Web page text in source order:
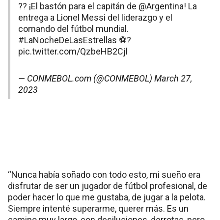
?? ¡El bastón para el capitán de @Argentina! La
entrega a Lionel Messi del liderazgo y el
comando del fútbol mundial.
#LaNocheDeLasEstrellas ⚽?
pic.twitter.com/QzbeHB2Cjl
— CONMEBOL.com (@CONMEBOL) March 27,
2023
“Nunca había soñado con todo esto, mi sueño era
disfrutar de ser un jugador de fútbol profesional, de
poder hacer lo que me gustaba, de jugar a la pelota.
Siempre intenté superarme, querer más. Es un